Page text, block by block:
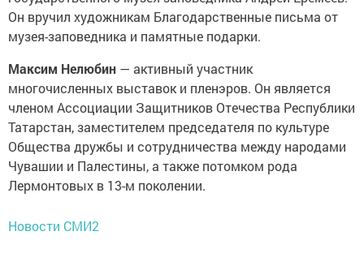
Он вручил художникам Благодарственные письма от
музея-заповедника и памятные подарки.
Максим Нелюбин — активный участник
многочисленных выставок и пленэров. Он является
членом Ассоциации Защитников Отечества Республики
Татарстан, заместителем председателя по культуре
Общества дружбы и сотрудничества между народами
Чувашии и Палестины, а также потомком рода
Лермонтовых в 13-м поколении.
Новости СМИ2